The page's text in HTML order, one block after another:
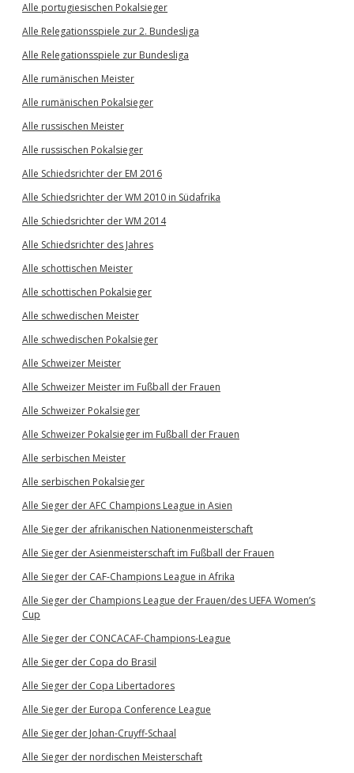
Alle portugiesischen Pokalsieger
Alle Relegationsspiele zur 2. Bundesliga
Alle Relegationsspiele zur Bundesliga
Alle rumänischen Meister
Alle rumänischen Pokalsieger
Alle russischen Meister
Alle russischen Pokalsieger
Alle Schiedsrichter der EM 2016
Alle Schiedsrichter der WM 2010 in Südafrika
Alle Schiedsrichter der WM 2014
Alle Schiedsrichter des Jahres
Alle schottischen Meister
Alle schottischen Pokalsieger
Alle schwedischen Meister
Alle schwedischen Pokalsieger
Alle Schweizer Meister
Alle Schweizer Meister im Fußball der Frauen
Alle Schweizer Pokalsieger
Alle Schweizer Pokalsieger im Fußball der Frauen
Alle serbischen Meister
Alle serbischen Pokalsieger
Alle Sieger der AFC Champions League in Asien
Alle Sieger der afrikanischen Nationenmeisterschaft
Alle Sieger der Asienmeisterschaft im Fußball der Frauen
Alle Sieger der CAF-Champions League in Afrika
Alle Sieger der Champions League der Frauen/des UEFA Women’s
Cup
Alle Sieger der CONCACAF-Champions-League
Alle Sieger der Copa do Brasil
Alle Sieger der Copa Libertadores
Alle Sieger der Europa Conference League
Alle Sieger der Johan-Cruyff-Schaal
Alle Sieger der nordischen Meisterschaft